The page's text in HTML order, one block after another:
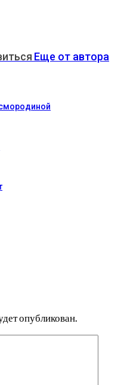
Еще от автора
опубликован.